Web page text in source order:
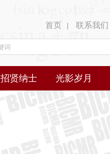
首页 | 联系我们
招贤纳士 光影岁月